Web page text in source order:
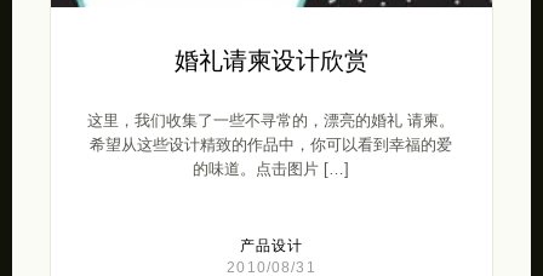
婚礼请柬设计欣赏
这里，我们收集了一些不寻常的，漂亮的婚礼 请柬。
希望从这些设计精致的作品中，你可以看到幸福的爱
的味道。点击图片 […]
产品设计
2010/08/31